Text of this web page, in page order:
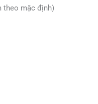
theo mặc định)